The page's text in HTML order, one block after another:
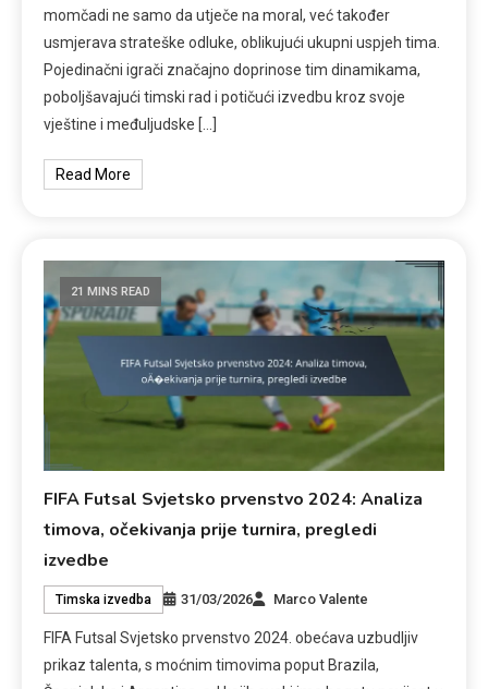
momčadi ne samo da utječe na moral, već također
usmjerava strateške odluke, oblikujući ukupni uspjeh tima.
Pojedinačni igrači značajno doprinose tim dinamikama,
poboljšavajući timski rad i potičući izvedbu kroz svoje
vještine i međuljudske […]
Read More
21 MINS READ
FIFA Futsal Svjetsko prvenstvo 2024: Analiza
timova, očekivanja prije turnira, pregledi
izvedbe
Timska izvedba 31/03/2026 Marco Valente
FIFA Futsal Svjetsko prvenstvo 2024. obećava uzbudljiv
prikaz talenta, s moćnim timovima poput Brazila,